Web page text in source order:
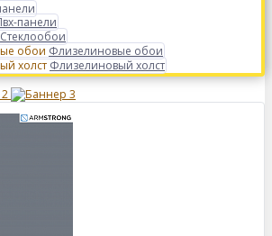
панели
Стеклообои
Флизелиновые обои
Флизелиновый холст